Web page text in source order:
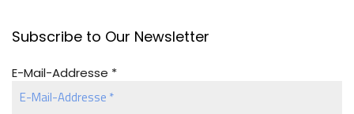
Subscribe to Our Newsletter
E-Mail-Addresse *